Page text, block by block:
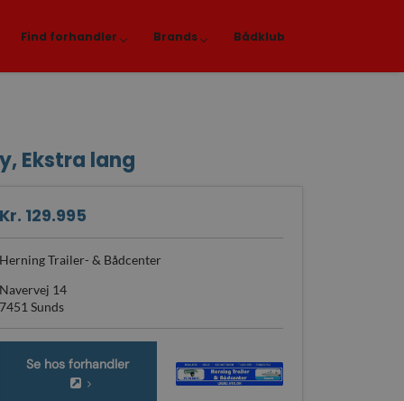
Find forhandler Brands Bådklub
Ekstra lang
Kr. 129.995
Herning Trailer- & Bådcenter
Navervej 14
7451 Sunds
Se hos forhandler